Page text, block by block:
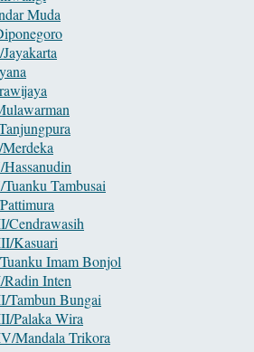
Muda
Tambusai
Kasuari
Imam Bonjol
Inten
Bungai
Palaka Wira
Mandala Trikora